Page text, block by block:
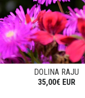
DOLINA RAJU
35,00€ EUR